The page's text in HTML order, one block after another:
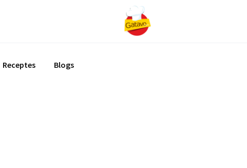
Receptes Blogs